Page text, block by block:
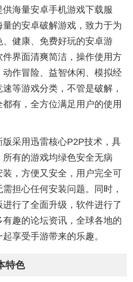
海量安卓手机游戏下载服
的安卓破解游戏，致力于为
健康、免费好玩的安卓游
界面清爽简洁，操作使用方
作冒险、益智休闲、模拟经
等游戏分类，不管是破解，
有，全方位满足用户的使用
采用迅雷核心P2P技术，具
有的游戏均绿色安全无病
，方便又安全，用户完全可
担心任何安装问题。同时，
行了全面升级，软件进行了
趣的论坛资讯，全球各地的
享受手游带来的乐趣。
特色